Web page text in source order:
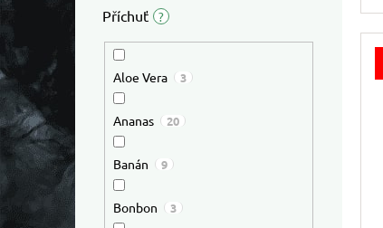
Příchuť ?
Aloe Vera 3
Ananas 20
Banán 9
Bonbon 3